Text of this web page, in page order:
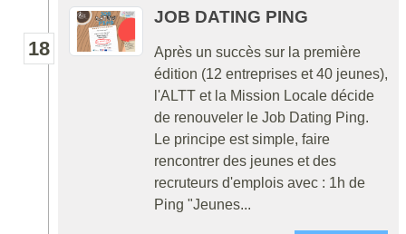
18
JOB DATING PING
Après un succès sur la première
édition (12 entreprises et 40 jeunes),
l'ALTT et la Mission Locale décide
de renouveler le Job Dating Ping.
Le principe est simple, faire
rencontrer des jeunes et des
recruteurs d'emplois avec : 1h de
Ping "Jeunes...